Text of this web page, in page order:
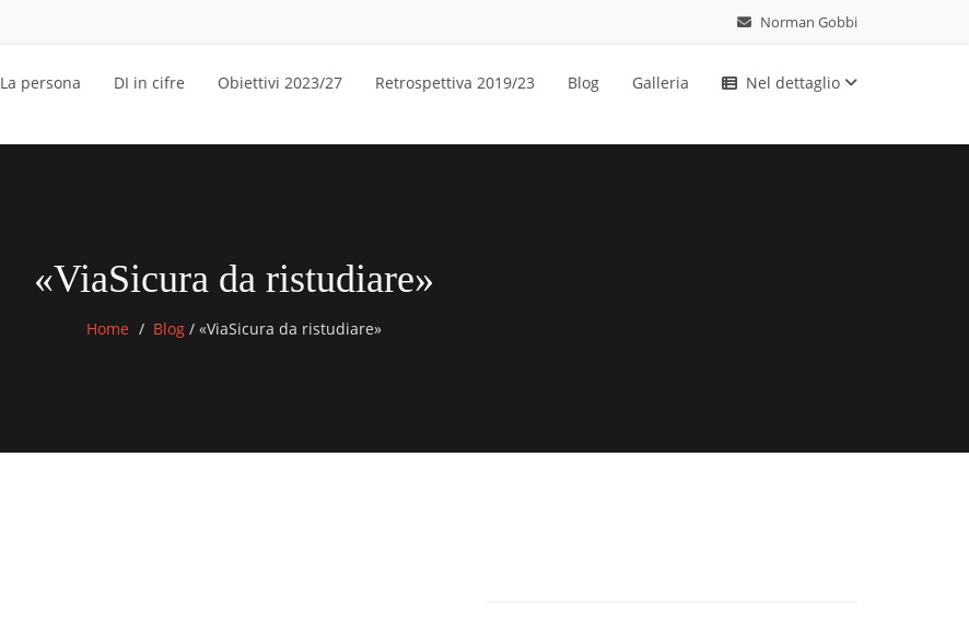
Norman Gobbi
La persona DI in cifre Obiettivi 2023/27 Retrospettiva 2019/23 Blog Galleria Nel dettaglio
«ViaSicura da ristudiare»
Home Blog / «ViaSicura da ristudiare»